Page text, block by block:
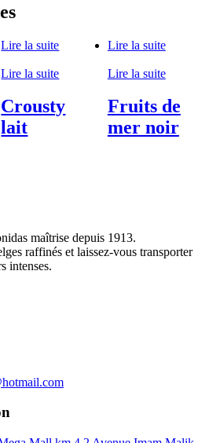
Lire la suite
Lire la suite
Crousty
lait
Lire la suite
Lire la suite
Fruits de
mer noir
maîtrise depuis 1913.
raffinés et laissez-vous transporter
intenses.